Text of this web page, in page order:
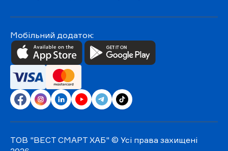
Мобільний додаток:
ТОВ "ВЕСТ СМАРТ ХАБ" © Усі права захищені